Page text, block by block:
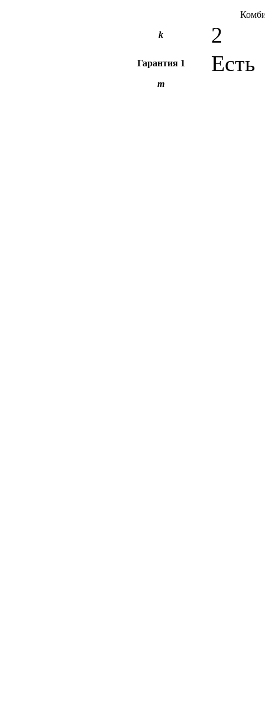
k
2
Гарантия 1 Есть
m